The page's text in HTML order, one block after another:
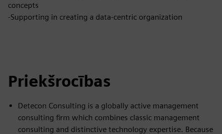
concepts
-Supporting in creating a data-centric organization
Priekšrocības
Detecon Consulting is a globally active management
consulting firm which combines classic management
consulting and distinctive technology expertise. Because